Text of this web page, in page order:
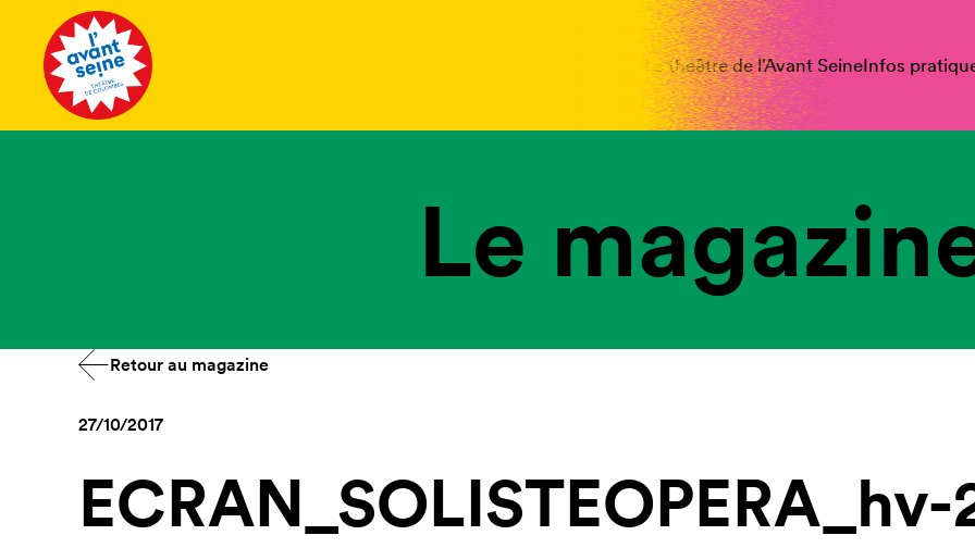
Le théâtre de l’Avant SeineInfos
Le
Retour au magazine
27/10/2017
ECRAN_SOLISTEOPERA_hv-